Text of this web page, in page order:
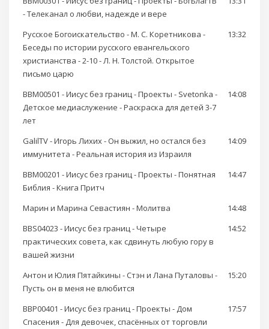
- Телеканал о любви, надежде и вере
Русское Богоискательство - М. С. Коретникова -
Беседы по истории русского евангельского
христианства - 2-10 - Л. Н. Толстой. Открытое
письмо царю
13:32
BBM00501 - Иисус без границ - Проекты - Svetonka -
Детское медиаслужение - Раскраска для детей 3-7
лет
14:08
GalilTV - Игорь Лихих - Он выжил, но остался без
иммунитета - Реальная история из Израиля
14:09
BBM00201 - Иисус без границ - Проекты - Понятная
Библия - Книга Притч
14:47
Марин и Марина Севастиян - Молитва
14:48
BBS04023 - Иисус без границ - Четыре
практических совета, как сдвинуть любую гору в
вашей жизни
14:52
Антон и Юлия Пятайкины - Стэн и Лана Путаловы -
Пусть он в меня не влюбится
15:20
BBP00401 - Иисус без границ - Проекты - Дом
Спасения - Для девочек, спасённых от торговли
17:57